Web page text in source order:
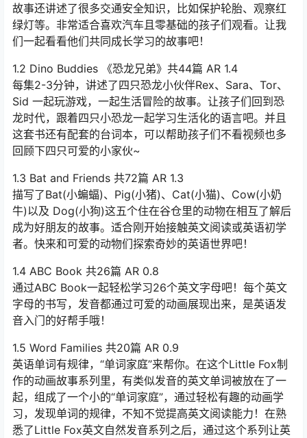
故事还讲述了很多交通安全知识，比如保护轮胎、观察红
绿灯等。非常适合喜欢汽车且零基础的孩子们观看。让我
们一起看看他们共同成长学习的故事吧！
1.2 Dino Buddies 《恐龙兄弟》共44篇 AR 1.4
每集2-3分钟，讲述了四只恐龙小伙伴Rex、Sara、Tor、
Sid 一起玩游戏，一起生活冒险的故事。让孩子们回到恐
龙时代，跟着四只小恐龙一起学习生活化的语言吧。并且
这套书还有配套的台词本，可以帮助孩子们不看视频也多
回顾下四只可爱的小家伙~
1.3 Bat and Friends 共72篇 AR 1.3
描写了Bat(小蝙蝠)、Pig(小猪)、Cat(小猫)、Cow(小奶
牛)以及 Dog(小狗)这五个住在谷仓里的动物在相互了解后
成为好朋友的故事。适合刚开始接触英文阅读或英语初学
者。快来和可爱的动物们探索奇妙的英语世界吧！
1.4 ABC Book 共26篇 AR 0.8
通过ABC Book一起轻松学习26个英文字母吧！每个英文
字母的书写，发音都通过可爱的动画展现出来，是英语发
音入门的好帮手哦！
1.5 Word Families 共20篇 AR 0.9
英语单词有规律，“单词家庭”来帮你。在这个Little Fox制
作的动画故事系列里，有类似发音的英文单词被放在了一
起，组成了一个小的“单词家庭”，通过轻松有趣的动画学
习，发现单词的规律，不知不觉提高英文阅读能力！在熟
悉了Little Fox英文自然发音系列之后，通过这个系列让英